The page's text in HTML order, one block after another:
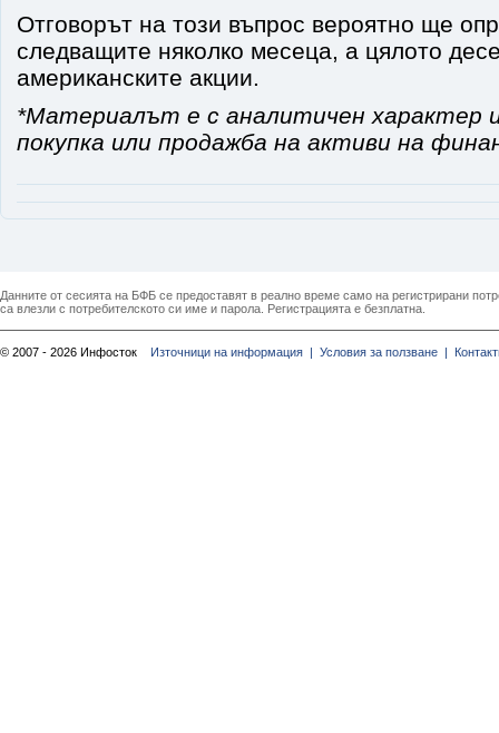
Отговорът на този въпрос вероятно ще
следващите няколко месеца, а цялото
американските акции.
*Материалът е с аналитичен характер
покупка или продажба на активи на
Данните от сесията на БФБ се предоставят в реално време само на регистрирани
са влезли с потребителското си име и парола. Регистрацията е безплатна.
© 2007 - 2026 Инфосток Източници на информация | Условия за ползване |